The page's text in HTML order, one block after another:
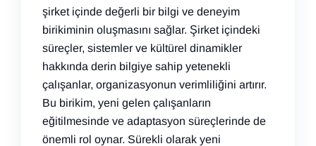
şirket içinde değerli bir bilgi ve deneyim
birikiminin oluşmasını sağlar. Şirket içindeki
süreçler, sistemler ve kültürel dinamikler
hakkında derin bilgiye sahip yetenekli
çalışanlar, organizasyonun verimliliğini artırır.
Bu birikim, yeni gelen çalışanların
eğitilmesinde ve adaptasyon süreçlerinde de
önemli rol oynar. Sürekli olarak yeni